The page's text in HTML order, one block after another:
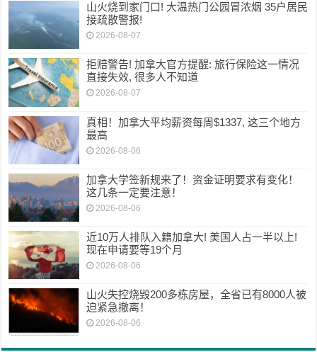
山火烧到家门口! 大温热门公园冒浓烟 35户居民
接疏散警报!
2026-08-07
拒赔警告! 加拿大官方提醒: 旅行保险这一情况
直接失效, 很多人不知道
2026-08-07
真相！加拿大平均薪资每周$1337, 这三个地方
最高
2026-08-06
加拿大学签新规来了！资金证明要求有变化！
这几条一定要注意！
2026-08-06
近10万人排队入籍加拿大! 美国人占一半以上!
现在申请要等19个月
2026-08-06
山火失控烧毁200多栋房屋，全省已有8000人被
迫紧急撤离！
2026-08-06